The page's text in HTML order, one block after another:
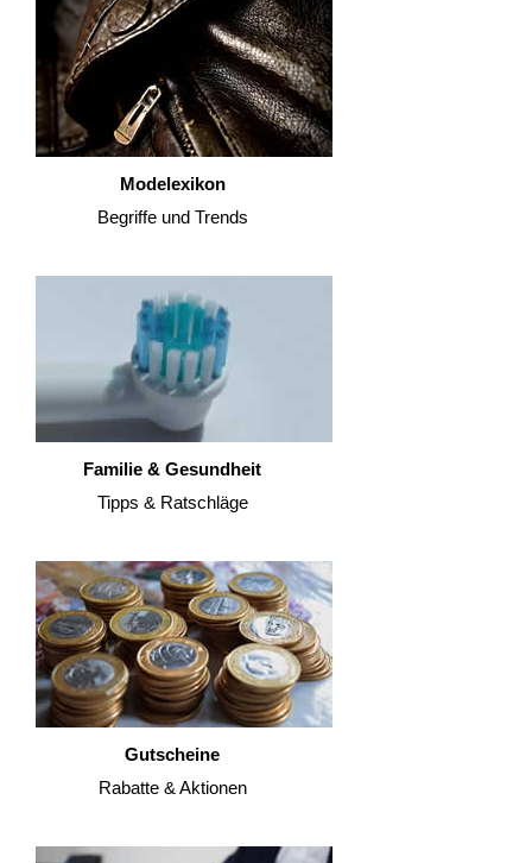
Modelexikon
Begriffe und Trends
Familie & Gesundheit
Tipps & Ratschläge
Gutscheine
Rabatte & Aktionen